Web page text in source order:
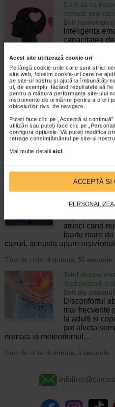
Acest site utilizează cookie-uri
Pe lângă cookie-urile care sunt strict
site web, folosim cookie-uri care ne
pe site-ul nostru și ajută la
ul, de exemplu, făcând rezultatele să
pentru a măsura performanța site-ului
instrumente de urmărire pentru a oferi
obiceiurilor dvs. de navigare.
Puteți face clic pe „Acceptă si
utilizări sau puteți face clic pe
configura opțiunile. Vă puteți modifica
retrage consimțământul pe site-ul
Mai multe detalii aici.
ACCEPTĂ SI
Cum sa va
metode prin
Boli
Inteligenta
capacitatea
In general, se
emotionala cuprinde cateva
Timp de citire:4 minute, 39 secunde
Enurezis:
Sistem urinar
Enurezisul
pierderea
timpul
atat in randul
Enurezisul
Timp de citire:4 minute, 32 secunde
Senzatia de
cum o tratati
Boli ale
Multi oameni
atunci cand
foarte mare
cazuri, aceasta apare
Timp de citire: 4 minute, 55 secunde
Totul despre
declansatori,
Boli ale
Disconfortul
mai frecvente
la adulti si
pot afecta
numara si meteorismul,…
Timp de citire: 6 minute, 3 secunde